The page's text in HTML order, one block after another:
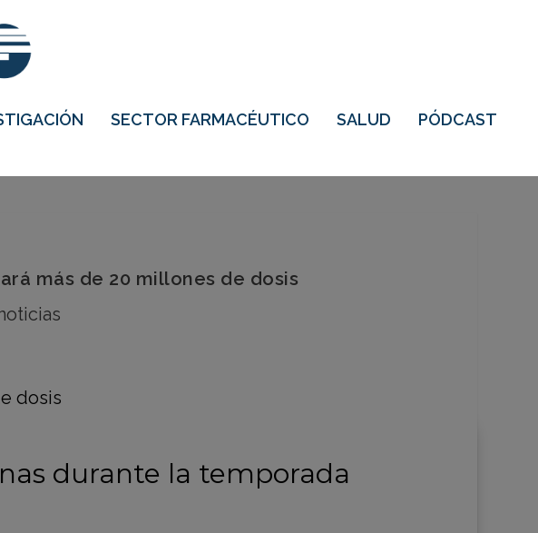
SECTOR FARMACÉUTICO SALUD PÓDCAST
más de 20 millones de dosis
durante la temporada